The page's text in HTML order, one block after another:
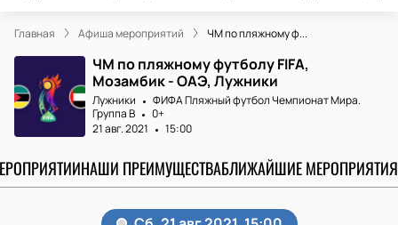
Главная Афиша мероприятий ЧМ по пляжному ф...
ЧМ по пляжному футболу FIFA,
Мозамбик - ОАЭ, Лужники
Лужники
ФИФА Пляжный футбол Чемпионат Мира.
Группа B
0+
21 авг. 2021
15:00
НАШИ ПРЕИМУЩЕСТВАБЛИЖАЙШИЕ МЕРОПРИЯТИЯ